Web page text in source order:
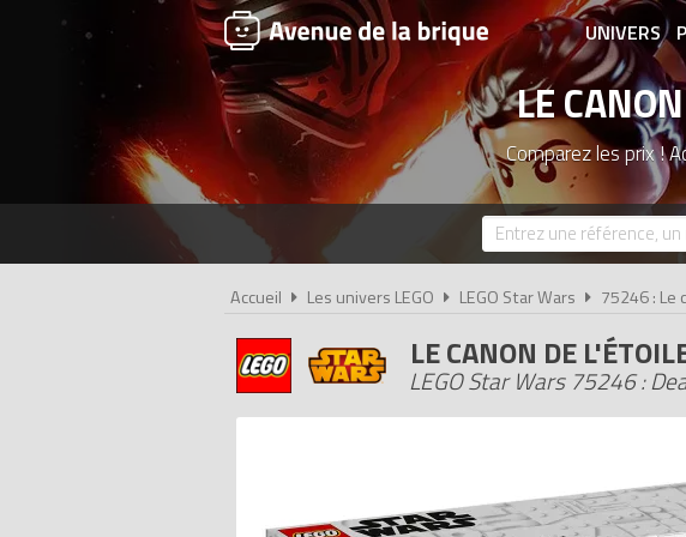
UNIVERS
LE
Comparez les prix !
Accueil Les univers LEGO LEGO Star Wars 75246 : Le
LE CANON DE
LEGO Star Wars 75246 :